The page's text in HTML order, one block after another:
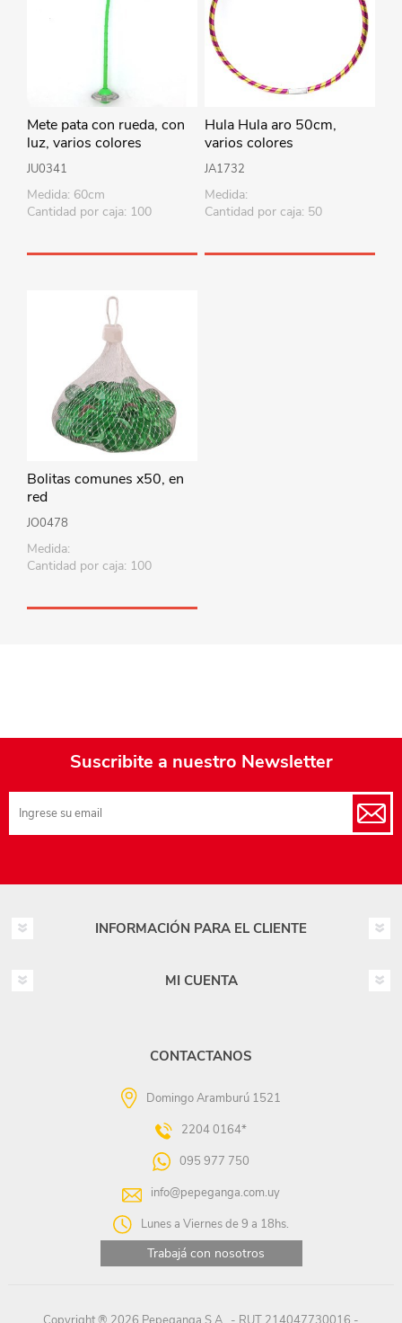
Mete pata con rueda, con
luz, varios colores
JU0341
Medida: 60cm
Cantidad por caja: 100
Hula Hula aro 50cm,
varios colores
JA1732
Medida:
Cantidad por caja: 50
Bolitas comunes x50, en
red
JO0478
Medida:
Cantidad por caja: 100
Suscribite a nuestro Newsletter
INFORMACIÓN PARA EL CLIENTE
MI CUENTA
CONTACTANOS
Domingo Aramburú 1521
2204 0164*
095 977 750
info@pepeganga.com.uy
Lunes a Viernes de 9 a 18hs.
Trabajá con nosotros